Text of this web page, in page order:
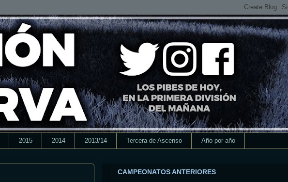
2015 2014 2013/14 Tercera de Ascenso Año por año
CAMPEONATOS ANTERIORES